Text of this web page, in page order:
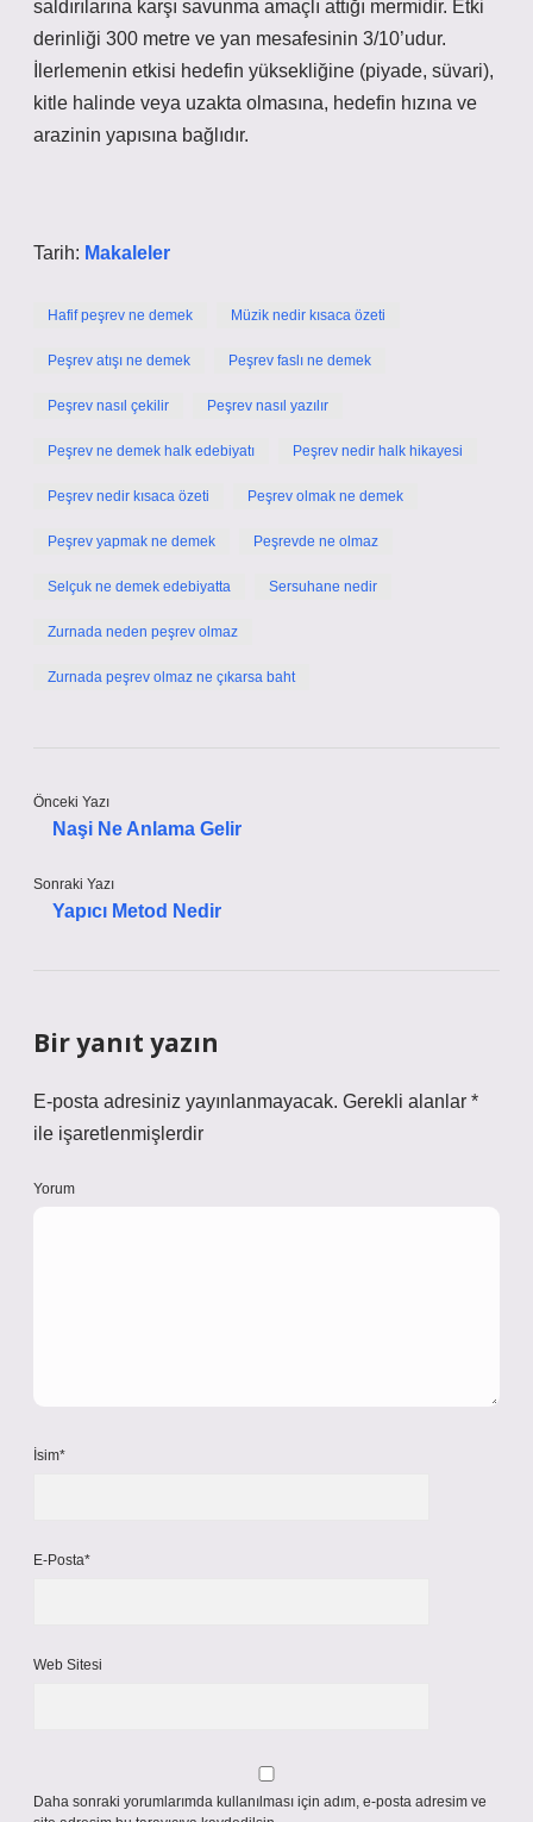
saldırılarına karşı savunma amaçlı attığı mermidir. Etki
derinliği 300 metre ve yan mesafesinin 3/10’udur.
İlerlemenin etkisi hedefin yüksekliğine (piyade, süvari),
kitle halinde veya uzakta olmasına, hedefin hızına ve
arazinin yapısına bağlıdır.
Tarih: Makaleler
Hafif peşrev ne demek Müzik nedir kısaca özeti
Peşrev atışı ne demek Peşrev faslı ne demek
Peşrev nasıl çekilir Peşrev nasıl yazılır
Peşrev ne demek halk edebiyatı Peşrev nedir halk hikayesi
Peşrev nedir kısaca özeti Peşrev olmak ne demek
Peşrev yapmak ne demek Peşrevde ne olmaz
Selçuk ne demek edebiyatta Sersuhane nedir
Zurnada neden peşrev olmaz
Zurnada peşrev olmaz ne çıkarsa baht
Önceki Yazı
Naşi Ne Anlama Gelir
Sonraki Yazı
Yapıcı Metod Nedir
Bir yanıt yazın
E-posta adresiniz yayınlanmayacak. Gerekli alanlar *
ile işaretlenmişlerdir
Yorum
İsim*
E-Posta*
Web Sitesi
Daha sonraki yorumlarımda kullanılması için adım, e-posta adresim ve